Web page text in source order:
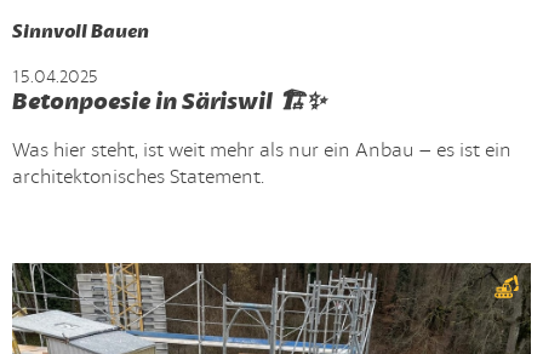
Sinnvoll Bauen
15.04.2025
Betonpoesie in Säriswil 🏗️✨
Was hier steht, ist weit mehr als nur ein Anbau – es ist ein
architektonisches Statement.